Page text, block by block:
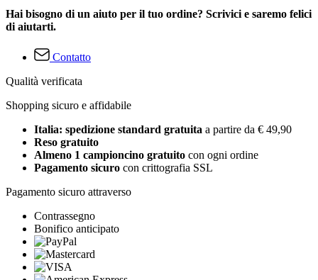
Hai bisogno di un aiuto per il tuo ordine? Scrivici e saremo felici
di aiutarti.
Contatto
Qualità verificata
Shopping sicuro e affidabile
Italia: spedizione standard gratuita a partire da € 49,90
Reso gratuito
Almeno 1 campioncino gratuito con ogni ordine
Pagamento sicuro con crittografia SSL
Pagamento sicuro attraverso
Contrassegno
Bonifico anticipato